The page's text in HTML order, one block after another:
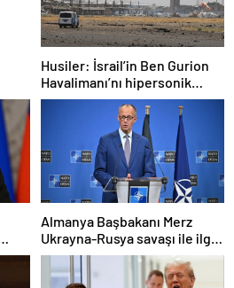
Husiler: İsrail’in Ben Gurion
Havalimanı’nı hipersonik
füzeyle hedef aldık
Almanya Başbakanı Merz
Ukrayna-Rusya savaşı ile ilgili
konuştu: “Top Moskova’nın
sahasında”